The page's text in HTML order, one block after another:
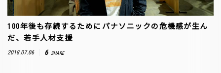
100年後も存続するために――パナソニックの危機感が生ん
だ、若手人材支援
2018.07.06 6 SHARE